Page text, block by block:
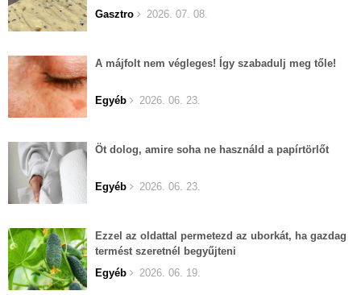
Gasztro 2026. 07. 08.
A májfolt nem végleges! Így szabadulj meg tőle!
Egyéb 2026. 06. 23.
Öt dolog, amire soha ne használd a papírtörlőt
Egyéb 2026. 06. 23.
Ezzel az oldattal permetezd az uborkát, ha gazdag
termést szeretnél begyűjteni
Egyéb
2026. 06. 19.